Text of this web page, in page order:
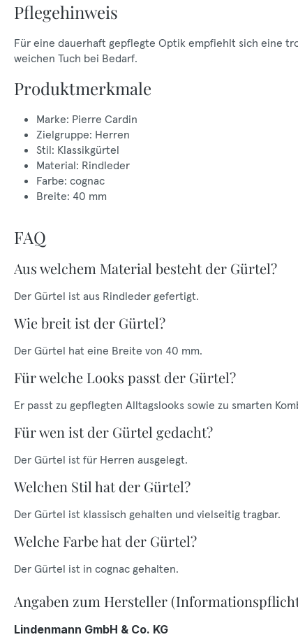
Pflegehinweis
Für eine dauerhaft gepflegte Optik empfiehlt sich eine
weichen Tuch bei Bedarf.
Produktmerkmale
Marke: Pierre Cardin
Zielgruppe: Herren
Stil: Klassikgürtel
Material: Rindleder
Farbe: cognac
Breite: 40 mm
FAQ
Aus welchem Material besteht der Gürtel?
Der Gürtel ist aus Rindleder gefertigt.
Wie breit ist der Gürtel?
Der Gürtel hat eine Breite von 40 mm.
Für welche Looks passt der Gürtel?
Er passt zu gepflegten Alltagslooks sowie zu smarten
Für wen ist der Gürtel gedacht?
Der Gürtel ist für Herren ausgelegt.
Welchen Stil hat der Gürtel?
Der Gürtel ist klassisch gehalten und vielseitig tragbar.
Welche Farbe hat der Gürtel?
Der Gürtel ist in cognac gehalten.
Angaben zum Hersteller
Lindenmann GmbH & Co. KG